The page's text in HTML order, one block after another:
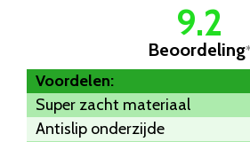
9.2
Beoordeling*
Voordelen:
Super zacht materiaal
Antislip onderzijde